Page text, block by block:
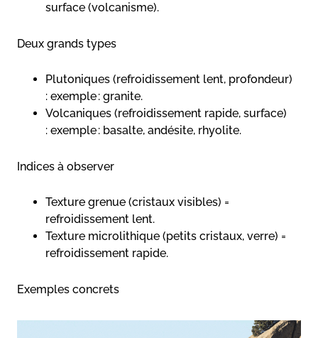
surface (volcanisme).
Deux grands types
Plutoniques (refroidissement lent, profondeur)
: exemple : granite.
Volcaniques (refroidissement rapide, surface)
: exemple : basalte, andésite, rhyolite.
Indices à observer
Texture grenue (cristaux visibles) =
refroidissement lent.
Texture microlithique (petits cristaux, verre) =
refroidissement rapide.
Exemples concrets